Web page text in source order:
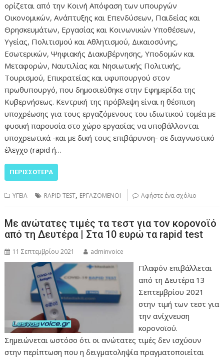
ορίζεται από την Κοινή Απόφαση των υπουργών
Οικονομικών, Ανάπτυξης και Επενδύσεων, Παιδείας και
Θρησκευμάτων, Εργασίας και Κοινωνικών Υποθέσεων,
Υγείας, Πολιτισμού και Αθλητισμού, Δικαιοσύνης,
Εσωτερικών, Ψηφιακής Διακυβέρνησης, Υποδομών και
Μεταφορών, Ναυτιλίας και Νησιωτικής Πολιτικής,
Τουρισμού, Επικρατείας και υφυπουργού στον
πρωθυπουργό, που δημοσιεύθηκε στην Εφημερίδα της
Κυβερνήσεως. Κεντρική της πρόβλεψη είναι η θέσπιση
υποχρέωσης για τους εργαζόμενους του ιδιωτικού τομέα με
φυσική παρουσία στο χώρο εργασίας να υποβάλλονται
υποχρεωτικά -και με δική τους επιβάρυνση- σε διαγνωστικό
έλεγχο (rapid ή…
ΠΕΡΙΣΣΌΤΕΡΑ
ΥΓΕΙΑ RAPID TEST, ΕΡΓΑΖΟΜΕΝΟΙ Αφήστε ένα σχόλιο
Με ανώτατες τιμές τα τεστ για τον κορονοϊό
από τη Δευτέρα | Στα 10 ευρώ τα rapid test
11 Σεπτεμβρίου 2021 adminvoice
Πλαφόν επιβάλλεται
από τη Δευτέρα 13
Σεπτεμβρίου 2021
στην τιμή των τεστ για
την ανίχνευση
κορονοϊού.
Σημειώνεται ωστόσο ότι οι ανώτατες τιμές δεν ισχύουν
στην περίπτωση που η δειγματοληψία πραγματοποιείται